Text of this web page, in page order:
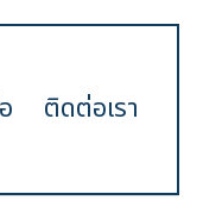
ติดต่อเรา